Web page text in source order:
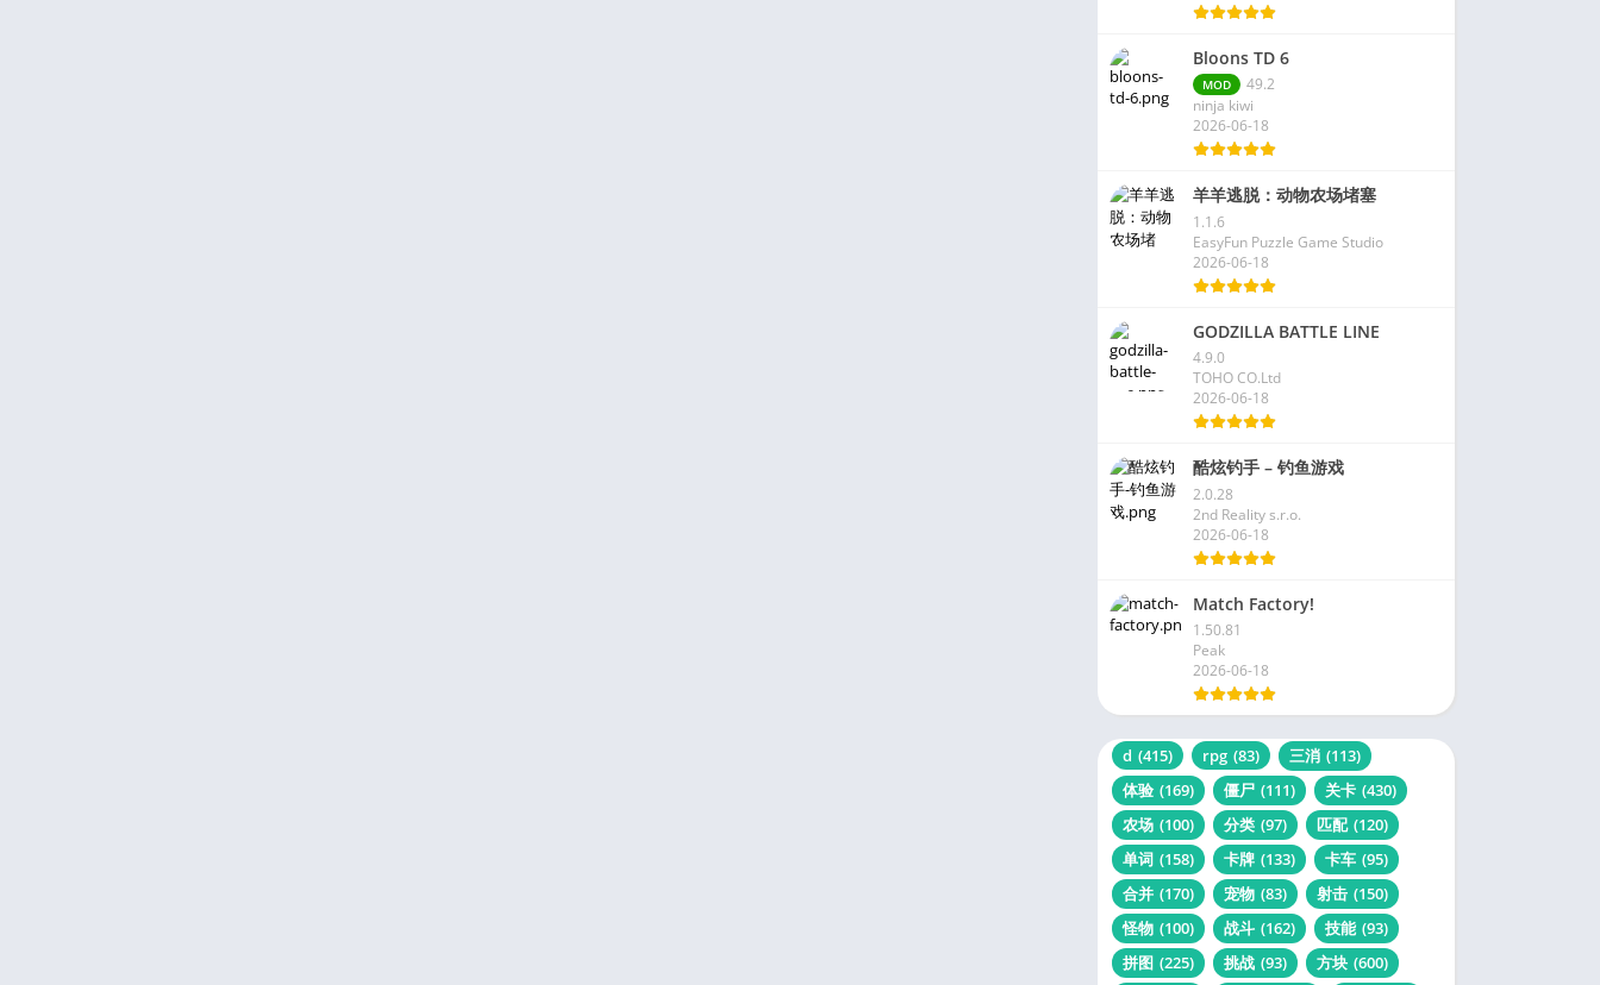
Bloons TD 6
MOD
49.2
ninja kiwi
2026-06-18
羊羊逃脱：动物农场堵塞
1.1.6
EasyFun Puzzle Game Studio
2026-06-18
GODZILLA BATTLE LINE
4.9.0
TOHO CO.Ltd
2026-06-18
酷炫钓手 – 钓鱼游戏
2.0.28
2nd Reality s.r.o.
2026-06-18
Match Factory!
1.50.81
Peak
2026-06-18
d (415) rpg (83) 三消 (113)
体验 (169) 僵尸 (111) 关卡 (430)
农场 (100) 分类 (97) 匹配 (120)
单词 (158) 卡牌 (133) 卡车 (95)
合并 (170) 宠物 (83) 射击 (150)
怪物 (100) 战斗 (162) 技能 (93)
拼图 (225) 挑战 (93) 方块 (600)